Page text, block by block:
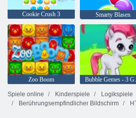
Cookie Crush 3 Smarty Blasen
Zoo Boom
Spiele online
Kinderspiele Logikspiele
Berührungsempfindlicher Bildschirm